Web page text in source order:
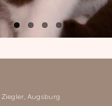
Augsburg